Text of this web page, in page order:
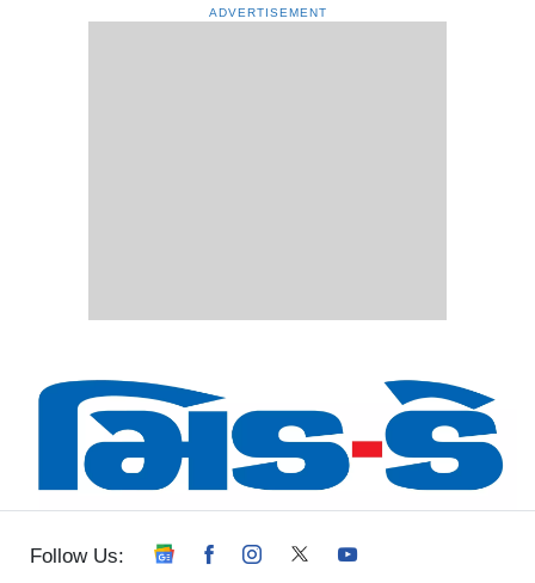
ADVERTISEMENT
Follow Us: